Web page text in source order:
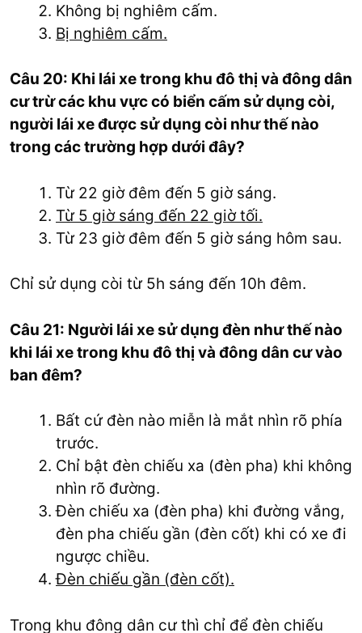
Không bị nghiêm cấm.
Bị nghiêm cấm.
Câu 20: Khi lái xe trong khu đô thị và đông dân
cư trừ các khu vực có biển cấm sử dụng còi,
người lái xe được sử dụng còi như thế nào
trong các trường hợp dưới đây?
Từ 22 giờ đêm đến 5 giờ sáng.
Từ 5 giờ sáng đến 22 giờ tối.
Từ 23 giờ đêm đến 5 giờ sáng hôm sau.
Chỉ sử dụng còi từ 5h sáng đến 10h đêm.
Câu 21: Người lái xe sử dụng đèn như thế nào
khi lái xe trong khu đô thị và đông dân cư vào
ban đêm?
Bất cứ đèn nào miễn là mắt nhìn rõ phía
trước.
Chỉ bật đèn chiếu xa (đèn pha) khi không
nhìn rõ đường.
Đèn chiếu xa (đèn pha) khi đường vắng,
đèn pha chiếu gần (đèn cốt) khi có xe đi
ngược chiều.
Đèn chiếu gần (đèn cốt).
Trong khu đông dân cư thì chỉ để đèn chiếu